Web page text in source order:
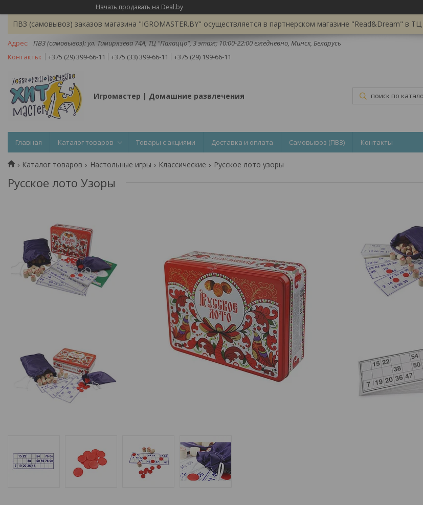
Начать продавать на Deal.by
ПВЗ (самовывоз) заказов магазина "IGROMASTER.BY" осуществляется в партнерском магазине "Read&Dream" в
ПВЗ (самовывоз): ул. Тимирязева 74A, ТЦ "Палаццо", 3 этаж; 10:00-22:00 ежедневно, Минск, Беларусь
+375 (29) 399-66-11
+375 (33) 399-66-11 +375 (29) 199-66-11
Игромастер | Домашние развлечения
Главная Каталог товаров Товары с акциями Доставка и оплата Самовывоз (ПВЗ) Контакты
Каталог товаров Настольные игры Классические Русское лото узоры
Русское лото Узоры